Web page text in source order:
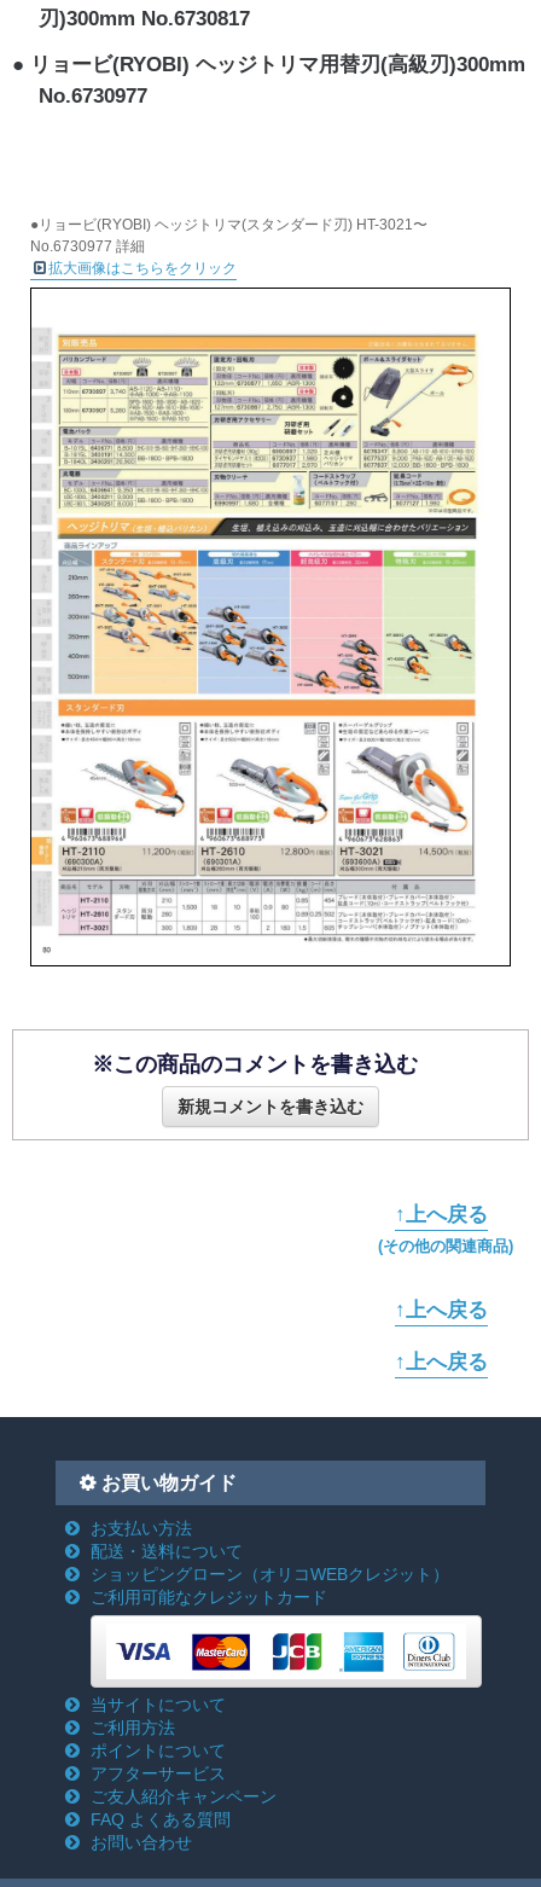
刃)300mm No.6730817
リョービ(RYOBI) ヘッジトリマ用替刃(高級刃)300mm
No.6730977
●リョービ(RYOBI) ヘッジトリマ(スタンダード刃) HT-3021〜
No.6730977 詳細
拡大画像はこちらをクリック
※この商品のコメントを書き込む
新規コメントを書き込む
↑上へ戻る
(その他の関連商品)
↑上へ戻る
↑上へ戻る
お買い物ガイド
お支払い方法
配送・送料について
ショッピングローン （オリコWEBクレジット）
ご利用可能なクレジットカード
当サイトについて
ご利用方法
ポイントについて
アフターサービス
ご友人紹介キャンペーン
FAQ よくある質問
お問い合わせ